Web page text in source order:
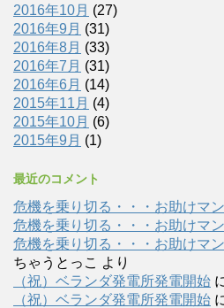
2016年10月 (27)
2016年9月 (31)
2016年8月 (33)
2016年7月 (31)
2016年6月 (14)
2015年11月 (4)
2015年10月 (6)
2015年9月 (1)
最近のコメント
危機を乗り切る・・・お助けマ
危機を乗り切る・・・お助けマ
危機を乗り切る・・・お助けマ
ちゃうとっこ より
（祝）ベランダ発電所発電開始
（祝）ベランダ発電所発電開始